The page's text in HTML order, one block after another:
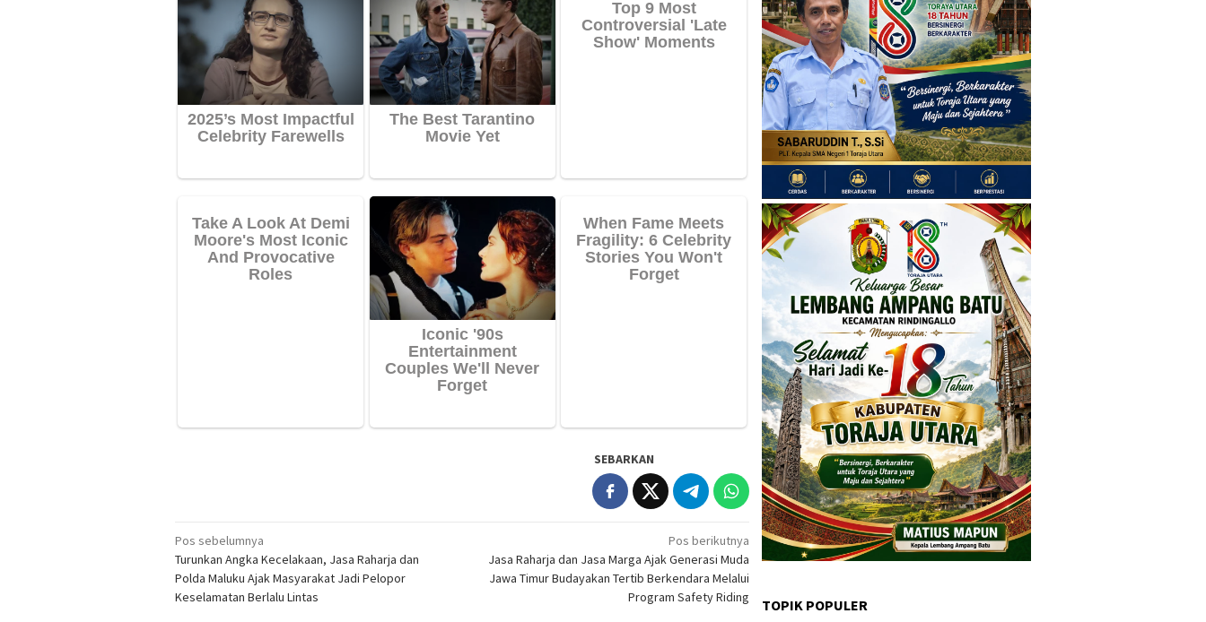
SEBARKAN
Navigasi
pos
Pos sebelumnya
Turunkan Angka Kecelakaan, Jasa Raharja dan
Polda Maluku Ajak Masyarakat Jadi Pelopor
Keselamatan Berlalu Lintas
Pos berikutnya
Jasa Raharja dan Jasa Marga Ajak Generasi Muda
Jawa Timur Budayakan Tertib Berkendara Melalui
Program Safety Riding
TOPIK POPULER